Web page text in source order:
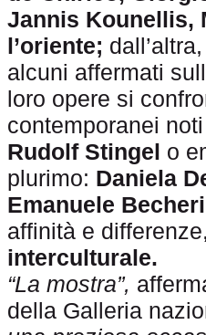
Jannis Kounellis,
l’oriente;
alcuni affermati
loro opere si
contemporanei
Rudolf Stingel o
plurimo: Daniela
Emanuele
affinità e
interculturale.
“La mostra”,
della Galleria